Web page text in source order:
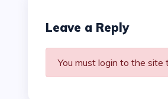
Leave a Reply
You must login to the